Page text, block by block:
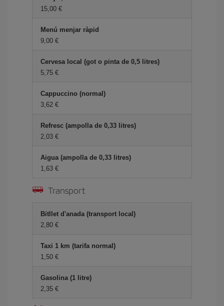
15,00
Menú menjar ràpid
9,00
Cervesa local (got o pinta de 0,5 litres)
5,75
Cappuccino (normal)
3,62
Refresc (ampolla de 0,33 litres)
2,03
Aigua (ampolla de 0,33 litres)
1,63
Transport
Bitllet d'anada (transport local)
2,80
Taxi 1 km (tarifa normal)
1,50
Gasolina (1 litre)
2,35